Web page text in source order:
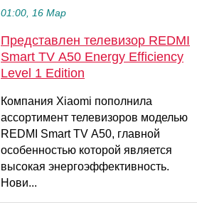
01:00, 16 Мар
Представлен телевизор REDMI
Smart TV A50 Energy Efficiency
Level 1 Edition
Компания Xiaomi пополнила
ассортимент телевизоров моделью
REDMI Smart TV A50, главной
особенностью которой является
высокая энергоэффективность.
Нови...